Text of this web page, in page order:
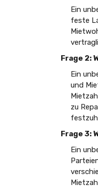
Ein
feste
Frage 2:
Ein
und
zu
Frage 3:
Ein